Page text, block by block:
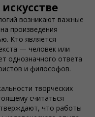
возникают важные
произведения
Кто является
— человек или
однозначного ответа
и философов.
творческих
считаться
что работы